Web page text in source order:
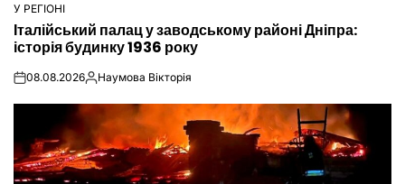
ОПУБЛІКУВАТИ
У
У РЕГІОНІ
Італійський палац у заводському районі Дніпра:
історія будинку 1936 року
on08.08.2026Опубліковано
Наумова Вікторія